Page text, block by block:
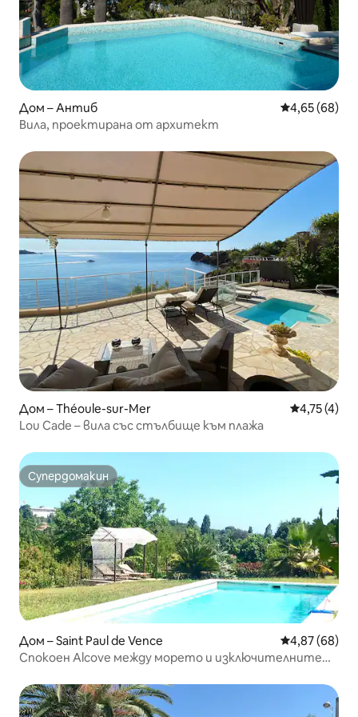
Дом – Антиб Средна
4,65 (68)
Вила, проектирана от архитект
Дом – Théoule-sur-Mer Средна
4,75 (4)
Lou Cade – вила със стълбище към плажа
Супердомакин
Супердомакин
Дом – Saint Paul de Vence Средна
4,87 (68)
Спокоен Alcove между морето и изключителните